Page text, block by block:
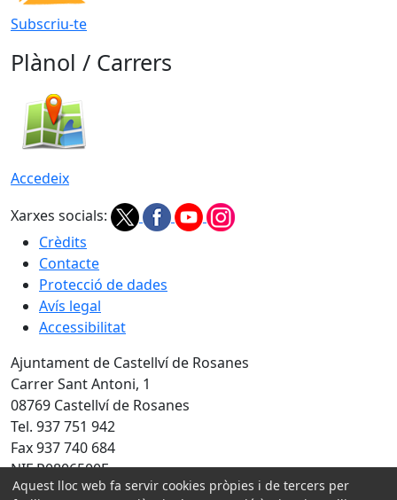
Subscriu-te
Plànol / Carrers
Accedeix
Xarxes socials:
Crèdits
Contacte
Protecció de dades
Avís legal
Accessibilitat
Ajuntament de Castellví de Rosanes
Carrer Sant Antoni, 1
08769 Castellví de Rosanes
Tel. 937 751 942
Fax 937 740 684
NIF P0806500E
Aquest lloc web fa servir cookies pròpies i de tercers per